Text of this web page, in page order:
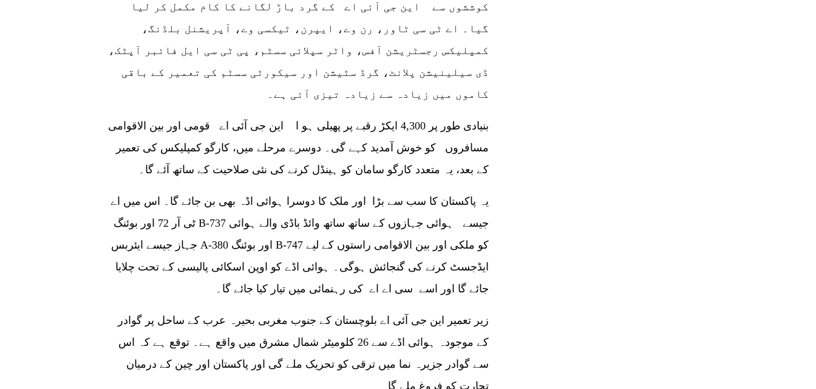
کوششوں سے این جی آئی اے کے گرد باڑ لگانے کا کام مکمل کر لیا
گیا۔ اے ٹی سی ٹاور، رن وے، ایپرن، ٹیکسی وے، آپریشنل بلڈنگ،
کمپلیکس رجسٹریشن آفس، واٹر سپلائی سسٹم، پی ٹی سی ایل فائبر آپٹک،
ڈی سیلینیشن پلانٹ، گرڈ سٹیشن اور سیکورٹی سسٹم کی تعمیر کے باقی
کاموں میں زیادہ سے زیادہ تیزی آئی ہے۔
بنیادی طور پر 4,300 ایکڑ رقبے پر پھیلی ہو ا این جی آئی اے قومی اور بین الاقوامی
مسافروں کو خوش آمدید کہے گی۔ دوسرے مرحلے میں، کارگو کمپلیکس کی تعمیر
کے بعد، یہ متعدد کارگو سامان کو ہینڈل کرنے کی نئی صلاحیت کے ساتھ آئے گا۔
یہ پاکستان کا سب سے بڑا اور ملک کا دوسرا ہوائی اڈہ بھی بن جائے گا۔ اس میں اے
ٹی آر 72 اور بوئنگ B-737 جیسے ہوائی جہازوں کے ساتھ ساتھ وائڈ باڈی والے ہوائی
جہاز جیسے ایئربس A-380 اور بوئنگ B-747 کو ملکی اور بین الاقوامی راستوں کے لیے
ایڈجسٹ کرنے کی گنجائش ہوگی۔ ہوائی اڈے کو اوپن اسکائی پالیسی کے تحت چلایا
جائے گا اور اسے سی اے اے کی رہنمائی میں تیار کیا جائے گا۔
زیر تعمیر این جی آئی اے بلوچستان کے جنوب مغربی بحیرہ عرب کے ساحل پر گوادر
کے موجودہ ہوائی اڈے سے 26 کلومیٹر شمال مشرق میں واقع ہے۔ توقع ہے کہ اس
سے گوادر جزیرہ نما میں ترقی کو تحریک ملے گی اور پاکستان اور چین کے درمیان
تجارت کو فروغ ملے گا۔